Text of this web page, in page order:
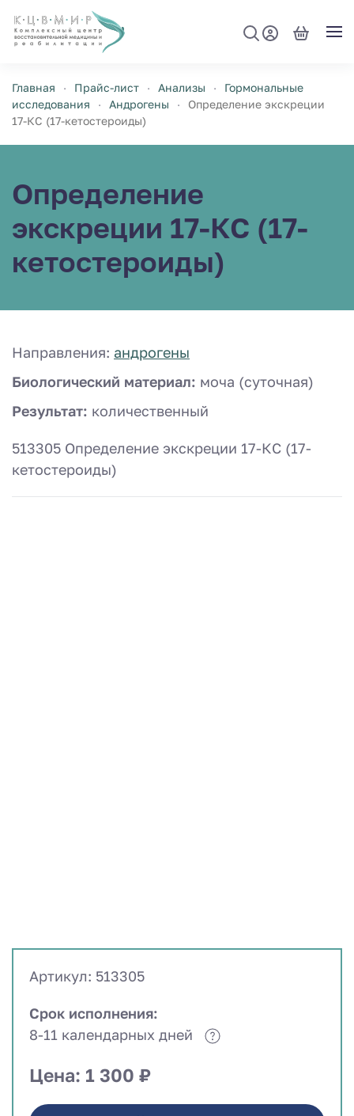
Перейти к содержимому
Главная Прайс-лист Анализы
Гормональные
исследования
Андрогены
Определение экскреции
17-КС (17-кетостероиды)
Определение
экскреции 17-КС (17-
кетостероиды)
Направления: андрогены
Биологический материал: моча (суточная)
Результат: количественный
513305 Определение экскреции 17-КС (17-
кетостероиды)
Артикул: 513305
Срок исполнения:
8-11 календарных дней
Цена: 1 300 ₽